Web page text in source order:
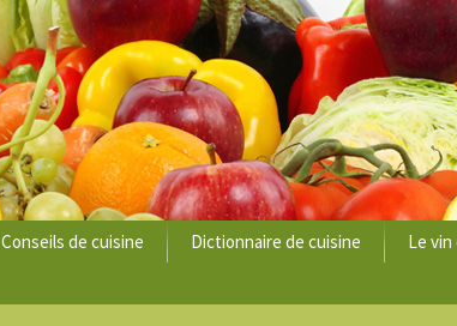
Conseils de cuisine Dictionnaire de cuisine Le